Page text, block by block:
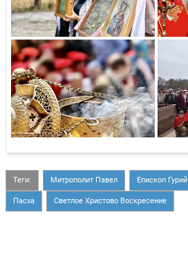
Теги: Митрополит Павел Епископ Гурий
Пасха Светлое Христово Воскресение